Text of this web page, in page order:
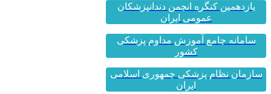
یازدهمین کنگره انجمن دندانپزشکان
عمومی ایران
سامانه جامع آموزش مداوم پزشکی
کشور
سازمان نظام پزشکی جمهوری اسلامی
ایران